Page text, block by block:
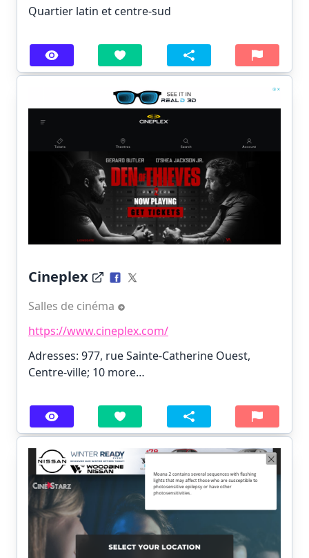
Quartier latin et centre-sud
Cineplex
Salles de cinéma
https://www.cineplex.com/
Adresses: 977, rue Sainte-Catherine Ouest,
Centre-ville; 10 more…